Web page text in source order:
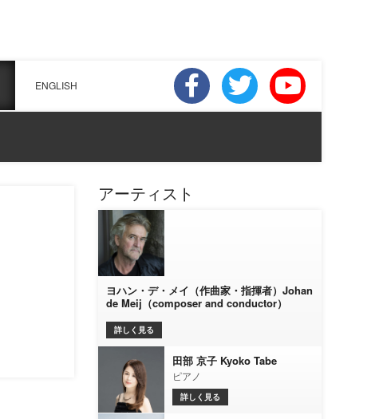
ENGLISH
アーティスト
ヨハン・デ・メイ（作曲家・指揮者）Johan
de Meij（composer and conductor）
詳しく見る
田部 京子 Kyoko Tabe
ピアノ
詳しく見る